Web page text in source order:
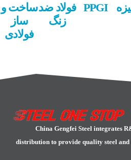
PPGI فولاد ضد
زنگ
ساخت و
ساز
فولادی
China Gengfei Steel integrates
distribution to provide quality steel